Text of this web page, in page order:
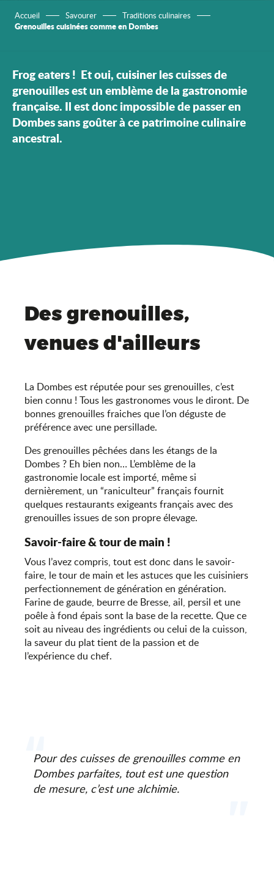
Accueil Savourer Traditions culinaires
Grenouilles cuisinées comme en Dombes
Frog eaters ! Et oui, cuisiner les cuisses de
grenouilles est un emblème de la gastronomie
française. Il est donc impossible de passer en
Dombes sans goûter à ce patrimoine culinaire
ancestral.
Des grenouilles,
venues d'ailleurs
La Dombes est réputée pour ses grenouilles, c’est
bien connu ! Tous les gastronomes vous le diront. De
bonnes grenouilles fraiches que l’on déguste de
préférence avec une persillade.
Des grenouilles pêchées dans les étangs de la
Dombes ? Eh bien non… L’emblème de la
gastronomie locale est importé, même si
dernièrement, un “raniculteur” français fournit
quelques restaurants exigeants français avec des
grenouilles issues de son propre élevage.
Savoir-faire & tour de main !
Vous l’avez compris, tout est donc dans le savoir-
faire, le tour de main et les astuces que les cuisiniers
perfectionnement de génération en génération.
Farine de gaude, beurre de Bresse, ail, persil et une
poêle à fond épais sont la base de la recette. Que ce
soit au niveau des ingrédients ou celui de la cuisson,
la saveur du plat tient de la passion et de
l’expérience du chef.
Pour des cuisses de grenouilles comme en
Dombes parfaites, tout est une question
de mesure, c’est une alchimie.